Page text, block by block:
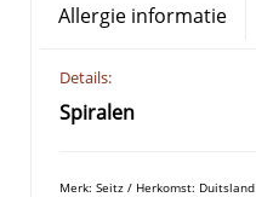
Allergie informatie
Details:
Spiralen
Merk: Seitz / Herkomst: Duitsland